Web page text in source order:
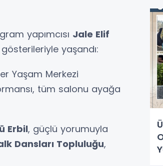
yapımcısı Jale Elif
yaşandı:
Yaşam Merkezi
tüm salonu ayağa
Erbil, güçlü yorumuyla
Dansları Topluluğu,